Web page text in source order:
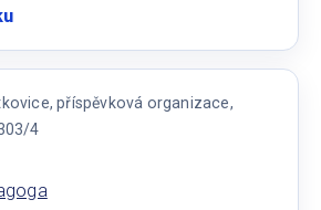
:
pedagoga
v
MŠ
příspěvková organizace,
4